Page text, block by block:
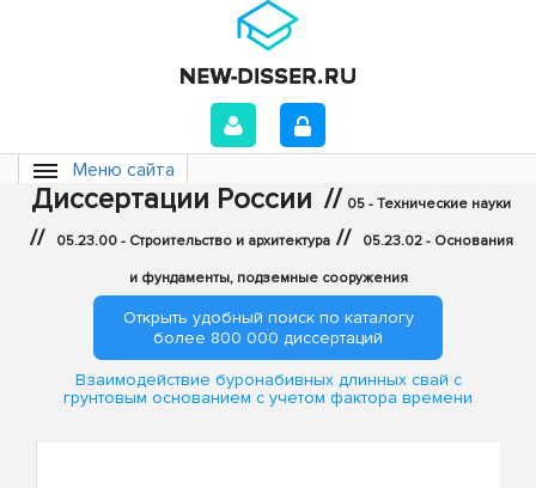
Меню сайта
Диссертации России // 05 - Технические науки
// 05.23.00 - Строительство и архитектура // 05.23.02 - Основания
и фундаменты, подземные сооружения
Открыть удобный поиск по каталогу
более 800 000 диссертаций
Взаимодействие буронабивных длинных свай с
грунтовым основанием с учетом фактора времени